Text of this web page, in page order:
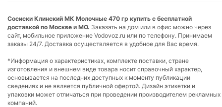
Сосиски Клинский МК Молочные 470 гр купить с бесплатной
доставкой по Москве и МО. Заказать на дом или в офис можно через
сайт, мобильное приложение Vodovoz.ru или по телефону. Принимаем
заказы 24/7. Доставка осуществляется в удобное для Вас время.
*Информация о характеристиках, комплекте поставки, стране
изготовления и внешнем виде товара носит справочный характер,
основывается на последних доступных к моменту публикации
сведениях и не является публичной офертой. Дизайн этикетки и
упаковки может отличаться при проведении производителем рекламных
компаний.